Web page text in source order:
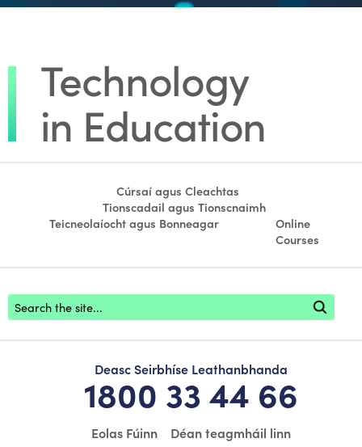
Cúrsaí agus Cleachtas
Tionscadail agus Tionscnaimh
Teicneolaíocht agus Bonneagar
Online
Courses
Footer search
Deasc Seirbhíse Leathanbhanda
1800 33 44 66
Eolas Fúinn Déan teagmháil linn